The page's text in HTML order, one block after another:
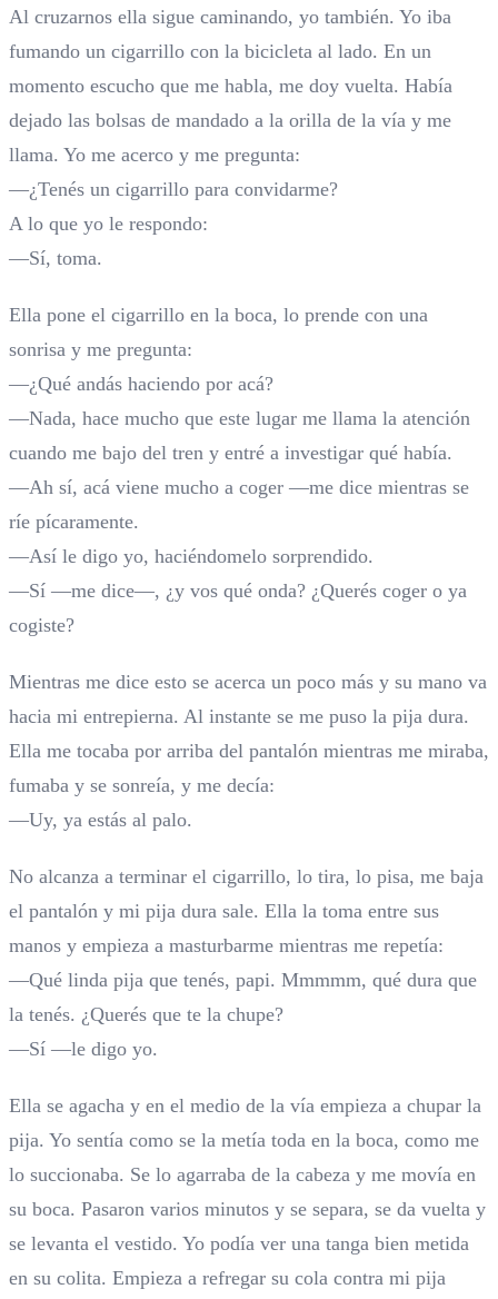
Al cruzarnos ella sigue caminando, yo también. Yo iba
fumando un cigarrillo con la bicicleta al lado. En un
momento escucho que me habla, me doy vuelta. Había
dejado las bolsas de mandado a la orilla de la vía y me
llama. Yo me acerco y me pregunta:
—¿Tenés un cigarrillo para convidarme?
A lo que yo le respondo:
—Sí, toma.
Ella pone el cigarrillo en la boca, lo prende con una
sonrisa y me pregunta:
—¿Qué andás haciendo por acá?
—Nada, hace mucho que este lugar me llama la atención
cuando me bajo del tren y entré a investigar qué había.
—Ah sí, acá viene mucho a coger —me dice mientras se
ríe pícaramente.
—Así le digo yo, haciéndomelo sorprendido.
—Sí —me dice—, ¿y vos qué onda? ¿Querés coger o ya
cogiste?
Mientras me dice esto se acerca un poco más y su mano va
hacia mi entrepierna. Al instante se me puso la pija dura.
Ella me tocaba por arriba del pantalón mientras me miraba,
fumaba y se sonreía, y me decía:
—Uy, ya estás al palo.
No alcanza a terminar el cigarrillo, lo tira, lo pisa, me baja
el pantalón y mi pija dura sale. Ella la toma entre sus
manos y empieza a masturbarme mientras me repetía:
—Qué linda pija que tenés, papi. Mmmmm, qué dura que
la tenés. ¿Querés que te la chupe?
—Sí —le digo yo.
Ella se agacha y en el medio de la vía empieza a chupar la
pija. Yo sentía como se la metía toda en la boca, como me
lo succionaba. Se lo agarraba de la cabeza y me movía en
su boca. Pasaron varios minutos y se separa, se da vuelta y
se levanta el vestido. Yo podía ver una tanga bien metida
en su colita. Empieza a refregar su cola contra mi pija